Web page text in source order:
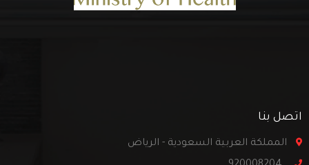
اتصل بنا
المملكة العربية السعودية - الرياض